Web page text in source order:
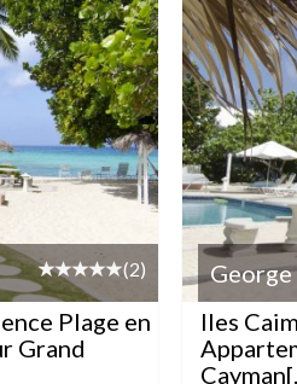
(2)
Plage en
Grand
George
Iles